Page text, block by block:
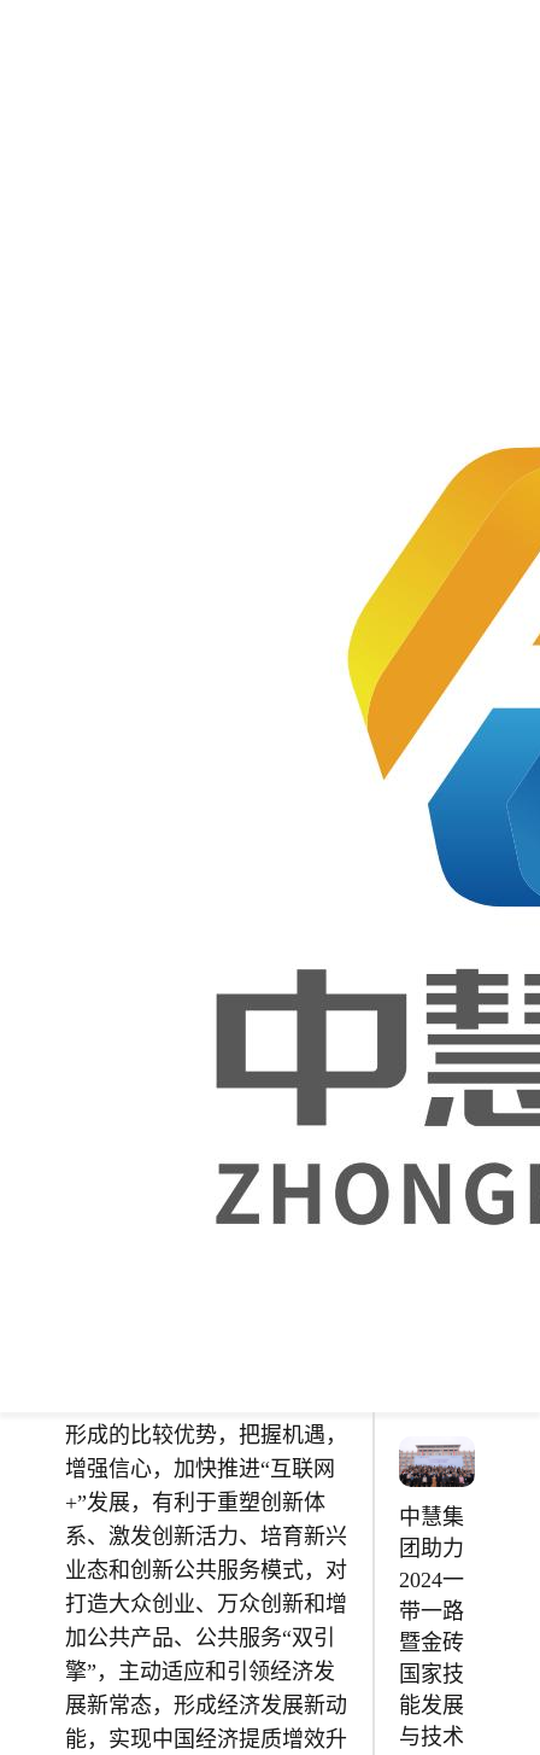
创新成果与经济社会各领域深
泛的以互联网为基础设施和创
新要素的经济社会发展新形
态。在全球新一轮科技革命和
形成的比较优势，把握机遇，
增强信心，加快推进“互联网
+”发展，有利于重塑创新体
系、激发创新活力、培育新兴
业态和创新公共服务模式，对
打造大众创业、万众创新和增
加公共产品、公共服务“双引
擎”，主动适应和引领经济发
展新常态，形成经济发展新动
能，实现中国经济提质增效升
西藏技
师学院
【软件
开发】
和【网
术】实
训室
贸职业
学院
中慧集
团助力
2024一
带一路
暨金砖
国家技
能发展
与技术